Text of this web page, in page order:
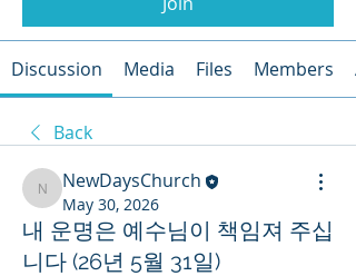
Discussion Media Files Members
Back
NewDaysChurch
NewDaysChurch
May 30, 2026
내 운명은 예수님이 책임져 주십
니다 (26년 5월 31일)